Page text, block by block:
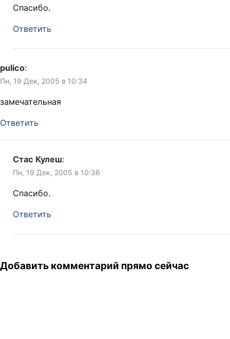
Спасибо.
Ответить
pulico:
Пн, 19 Дек, 2005 в 10:34
замечательная
Ответить
Стас Кулеш:
Пн, 19 Дек, 2005 в 10:36
Спасибо.
Ответить
Добавить комментарий прямо сейчас